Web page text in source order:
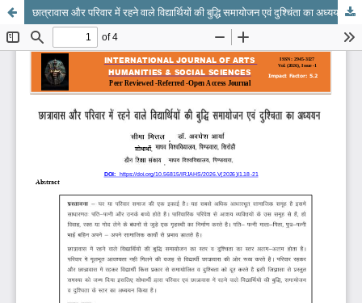
छात्रावास और परिवार में रहने वाले विद्यार्थियों की बुद्धि समायोजन एवं दुश्चिंता का अध्ययन